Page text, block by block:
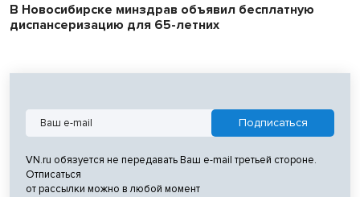
В Новосибирске минздрав объявил бесплатную
диспансеризацию для 65-летних
VN.ru обязуется не передавать Ваш e-mail третьей стороне.
Отписаться
от рассылки можно в любой момент